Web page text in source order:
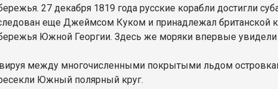
27 декабря 1819 года русские корабли достигли
еще Джеймсом Куком и принадлежал британской
Южной Георгии. Здесь же моряки впервые
между многочисленными покрытыми льдом
Южный полярный круг.